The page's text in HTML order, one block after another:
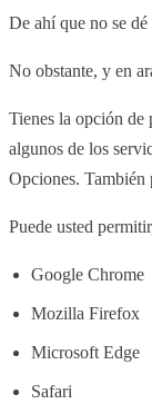
De ahí que no se
No obstante, y en
Tienes la opción de
algunos de los
Opciones. También
Puede usted
Google Chrome
Mozilla Firefox
Microsoft Edge
Safari